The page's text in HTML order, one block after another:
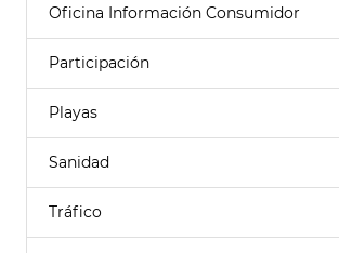
Oficina Información Consumidor
Participación
Playas
Sanidad
Tráfico